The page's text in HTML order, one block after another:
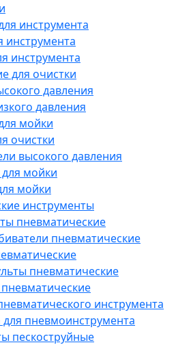
инструмента
инструмента
для очистки
давления
давления
мойки
очистки
высокого давления
мойки
мойки
инструменты
пневматические
пневматические
пневматические
инструмента
для пневмоинструмента
пескоструйные